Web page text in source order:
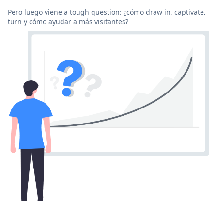
Pero luego viene a tough question: ¿cómo draw in, captivate,
turn y cómo ayudar a más visitantes?